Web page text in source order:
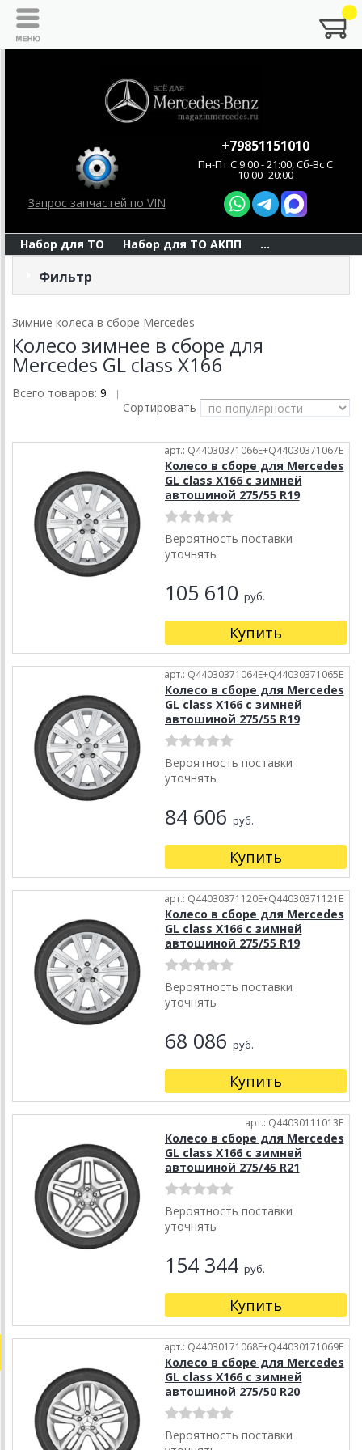
Запрос запчастей по VIN
+79851151010
Пн-Пт C 9:00 - 21:00, Сб-Вс С
10:00 -20:00
Набор для ТО Набор для ТО АКПП ...
Фильтр
Зимние колеса в сборе Mercedes
Колесо зимнее в сборе для
Mercedes GL class X166
Всего товаров: 9 |
Сортировать
арт.: Q44030371066E+Q44030371067E
Колесо в сборе для Mercedes
GL class X166 с зимней
автошиной 275/55 R19
Вероятность поставки
уточнять
105 610 руб.
Купить
арт.: Q44030371064E+Q44030371065E
Колесо в сборе для Mercedes
GL class X166 с зимней
автошиной 275/55 R19
Вероятность поставки
уточнять
84 606 руб.
Купить
арт.: Q44030371120E+Q44030371121E
Колесо в сборе для Mercedes
GL class X166 с зимней
автошиной 275/55 R19
Вероятность поставки
уточнять
68 086 руб.
Купить
арт.: Q44030111013E
Колесо в сборе для Mercedes
GL class X166 с зимней
автошиной 275/45 R21
Вероятность поставки
уточнять
154 344 руб.
Купить
арт.: Q44030171068E+Q44030171069E
Колесо в сборе для Mercedes
GL class X166 с зимней
автошиной 275/50 R20
Вероятность поставки